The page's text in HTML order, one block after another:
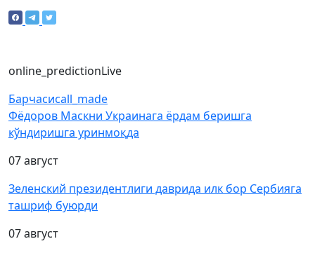
online_predictionLive
Барчасиcall_made
Фёдоров Маскни Украинага ёрдам беришга
кўндиришга уринмоқда
07 август
Зеленский президентлиги даврида илк бор Сербияга
ташриф буюрди
07 август